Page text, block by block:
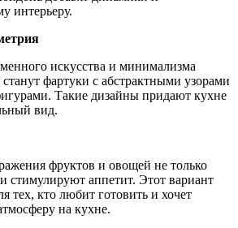
интерьеру.
искусства и минимализма
фартуки с абстрактными узорами
Такие дизайны придают кухне
вид.
фруктов и овощей не только
стимулируют аппетит. Этот вариант
тех, кто любит готовить и хочет
на кухне.